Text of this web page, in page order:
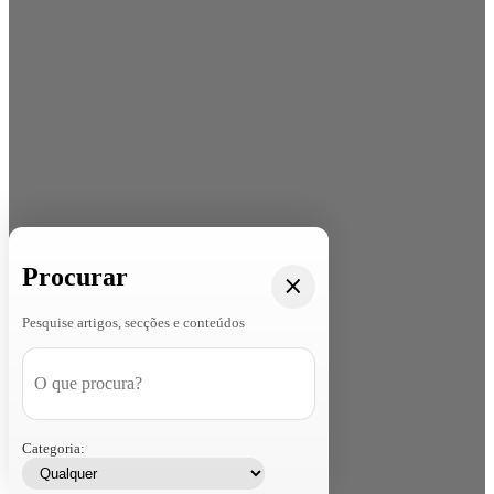
Procurar
Pesquise artigos, secções e conteúdos
Categoria: